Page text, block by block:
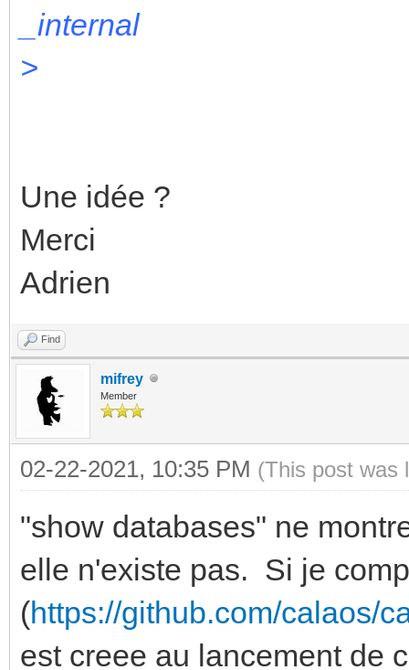
_internal
>
Une idée ?
Merci
Adrien
Find
mifrey
Member
02-22-2021, 10:35 PM (This post was
"show databases" ne
elle n'existe pas. Si je
(https://github.com/calaos/
est creee au lancement de